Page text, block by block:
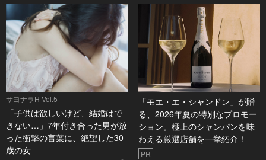
サヨナラH Vol.5
「子供は欲しいけど、結婚はで
きない…」7年付き合った男が放
った衝撃の言葉に、絶望した30
歳の女
「モエ・エ・シャンドン」が贈
る、2026年夏の特別なプロモー
ション。極上のシャンパンを味
わえる厳選店舗を一挙紹介！
PR